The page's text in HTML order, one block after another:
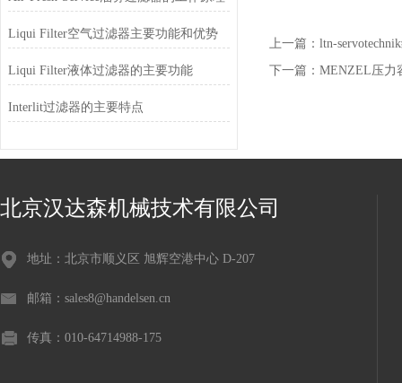
Liqui Filter空气过滤器主要功能和优势
Liqui Filter液体过滤器的主要功能
Interlit过滤器的主要特点
上一篇： ltn-
下一篇： MENZEL压力
北京汉达森机械技术有限公司
地址：北京市顺义区 旭辉空港中心 D-207
邮箱：sales8@handelsen.cn
传真：010-64714988-175